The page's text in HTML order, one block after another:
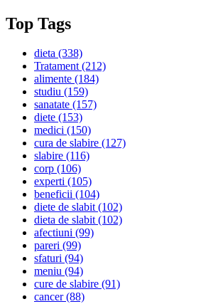
Top Tags
dieta (338)
Tratament(212)
alimente (184)
studiu (159)
sanatate (157)
diete (153)
medici (150)
cura de slabire (127)
slabire (116)
corp (106)
experti (105)
beneficii (104)
diete de slabit(102)
dieta de slabit(102)
afectiuni (99)
pareri (99)
sfaturi (94)
meniu (94)
cure de slabire (91)
cancer(88)